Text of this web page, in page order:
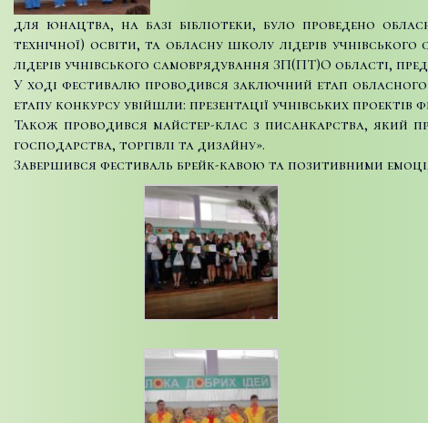
для юнацтва, на базі бібліотеки, було проведено
технічної) освіти, та обласну школу лідерів учнівського
лідерів учнівського самоврядування ЗП(ПТ)О області,
У ході фестивалю проводився заключний етап
етапу конкурсу увійшли: презентації учнівських
Також проводився майстер-клас з писанкарства, який
господарства, торгівлі та дизайну».
Завершився фестиваль брейк-кавою та позитивними